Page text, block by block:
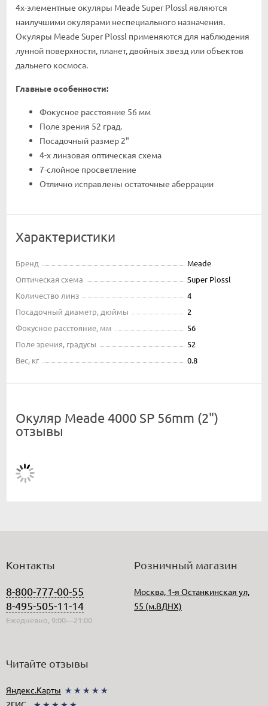
4х-элементные окуляры Meade Super Plossl являются
наилучшими окулярами неспециального назначения.
Окуляры Meade Super Plossl применяются для наблюдения
лунной поверхности, планет, двойных звезд или объектов
дальнего космоса.
Главные особенности:
Фокусное расстояние 56 мм
Поле зрения 52 град.
Посадочный размер 2"
4-х линзовая оптическая схема
7-слойное просветление
Отлично исправлены остаточные аберрации
Характеристики
Бренд
Meade
Оптическая схема
Super Plossl
Количество линз
4
Посадочный диаметр, дюймы
2
Фокусное расстояние, мм
56
Поле зрения, градусы
52
Вес, кг
0.8
Окуляр Meade 4000 SP 56mm (2")
отзывы
Контакты
8-800-777-00-55
8-495-505-11-14
Ежедневно, 9:00—21:00
Розничный магазин
Москва, 1-я Останкинская ул,
55 (м.ВДНХ)
Читайте отзывы
Яндекс.Карты ★★★★★